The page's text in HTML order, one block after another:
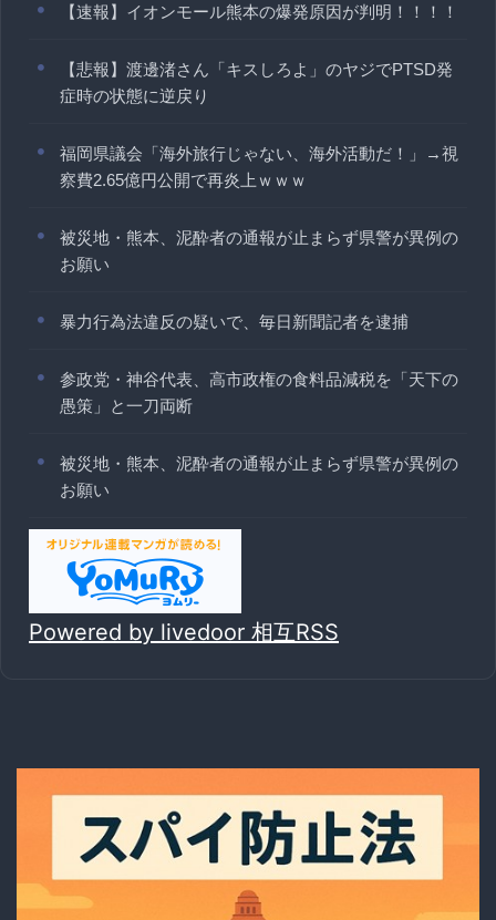
【速報】イオンモール熊本の爆発原因が判明！！！！
【悲報】渡邊渚さん「キスしろよ」のヤジでPTSD発
症時の状態に逆戻り
福岡県議会「海外旅行じゃない、海外活動だ！」→視
察費2.65億円公開で再炎上ｗｗｗ
被災地・熊本、泥酔者の通報が止まらず県警が異例の
お願い
暴力行為法違反の疑いで、毎日新聞記者を逮捕
参政党・神谷代表、高市政権の食料品減税を「天下の
愚策」と一刀両断
被災地・熊本、泥酔者の通報が止まらず県警が異例の
お願い
Powered by livedoor 相互RSS